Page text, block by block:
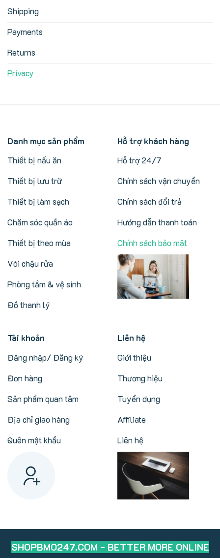
Shipping
Payments
Returns
Privacy
Danh mục sản phẩm
Thiết bị nấu ăn
Thiết bị lưu trữ
Thiết bị làm sạch
Chăm sóc quần áo
Thiết bị theo mùa
Vòi chậu rửa
Phòng tắm & vệ sinh
Đồ thanh lý
Hỗ trợ khách hàng
Hỗ trợ 24/7
Chính sách vận chuyển
Chính sách đổi trả
Hướng dẫn thanh toán
Chính sách bảo mật
Tài khoản
Đăng nhập/ Đăng ký
Đơn hàng
Sản phẩm quan tâm
Địa chỉ giao hàng
Quên mật khẩu
Liên hệ
Giới thiệu
Thương hiệu
Tuyển dụng
Affiliate
Liên hệ
SHOPBMO247.COM - BETTER MORE ONLINE